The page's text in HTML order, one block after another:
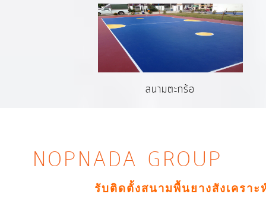
สนามตะกร้อ
NOPNADA GROUP
รับติดตั้งสนามพื้นยางสังเครา